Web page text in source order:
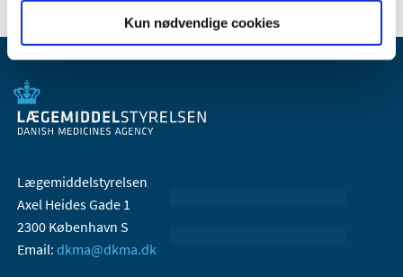
Kun nødvendige cookies
Lægemiddelstyrelsen
Axel Heides Gade 1
2300 København S
Email: dkma@dkma.dk